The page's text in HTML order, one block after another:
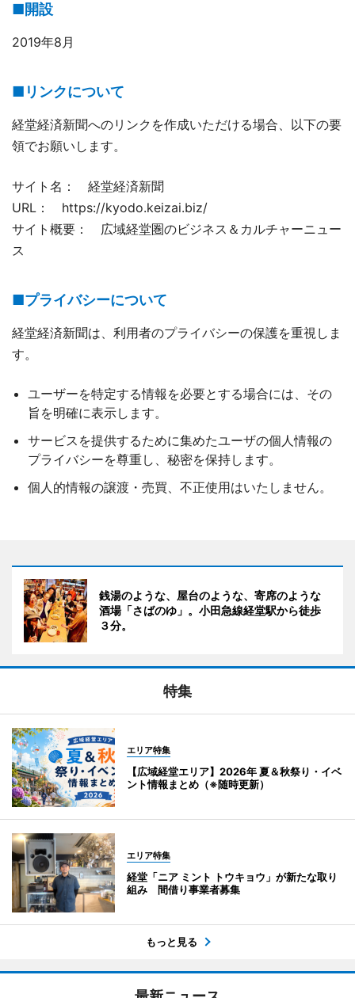
■開設
2019年8月
■リンクについて
経堂経済新聞へのリンクを作成いただける場合、以下の要
領でお願いします。
サイト名： 経堂経済新聞
URL： https://kyodo.keizai.biz/
サイト概要： 広域経堂圏のビジネス＆カルチャーニュー
ス
■プライバシーについて
経堂経済新聞は、利用者のプライバシーの保護を重視しま
す。
ユーザーを特定する情報を必要とする場合には、その
旨を明確に表示します。
サービスを提供するために集めたユーザの個人情報の
プライバシーを尊重し、秘密を保持します。
個人的情報の譲渡・売買、不正使用はいたしません。
銭湯のような、屋台のような、寄席のような
酒場「さばのゆ」。小田急線経堂駅から徒歩
３分。
特集
エリア特集
【広域経堂エリア】2026年 夏＆秋祭り・イベ
ント情報まとめ（※随時更新）
エリア特集
経堂「ニア ミント トウキョウ」が新たな取り
組み 間借り事業者募集
もっと見る